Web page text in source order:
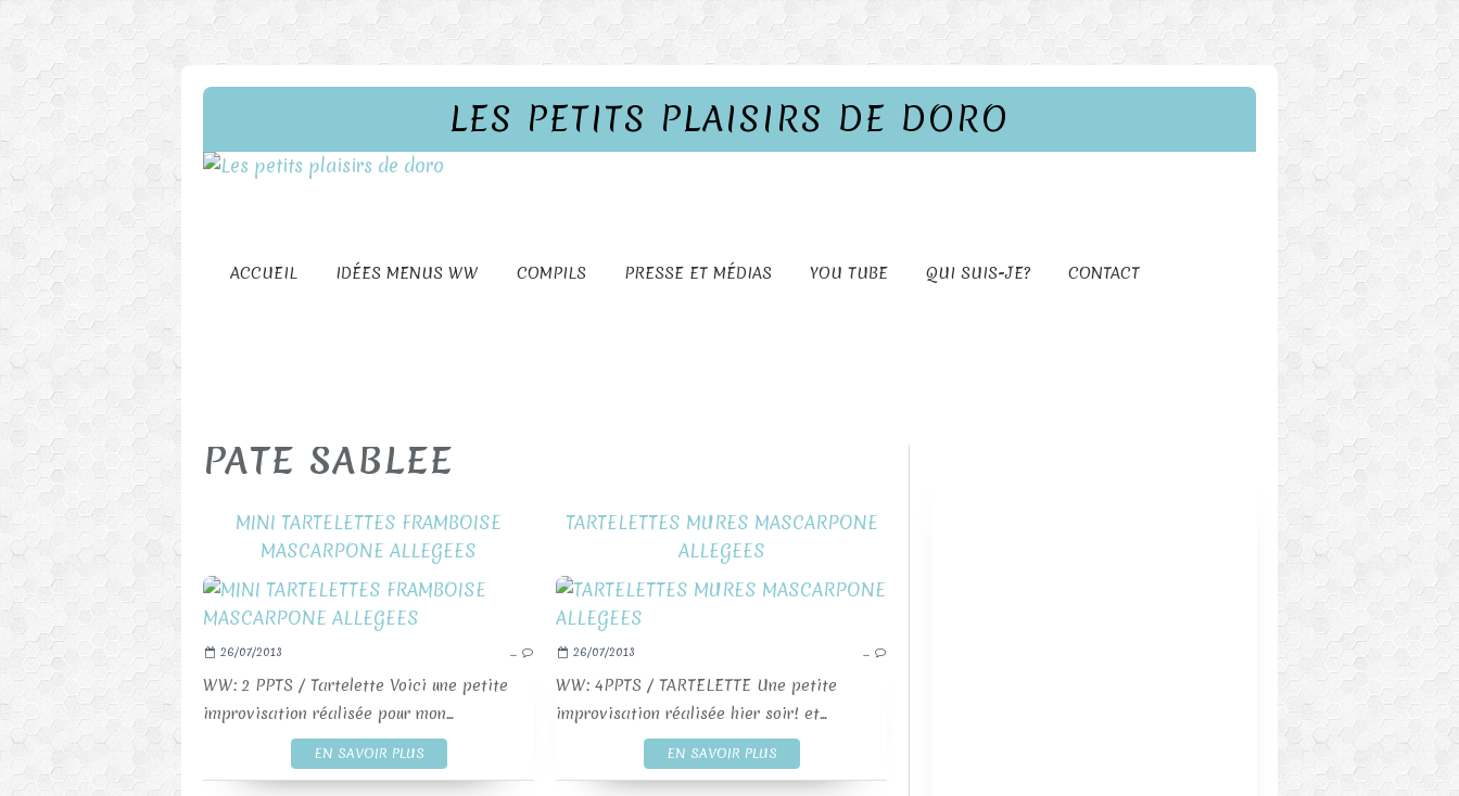
LES PETITS PLAISIRS DE DORO
ACCUEIL IDÉES MENUS WW COMPILS PRESSE ET MÉDIAS YOU TUBE QUI SUIS-JE? CONTACT
PATE SABLEE
MINI TARTELETTES FRAMBOISE
MASCARPONE ALLEGEES
MASCARPONE
TARTES ET TARTELETTES SUCRÉES
26/07/2013 …
WW: 2 PPTS / Tartelette Voici une petite
improvisation réalisée pour mon...
EN SAVOIR PLUS
TARTELETTES MURES MASCARPONE
ALLEGEES
26/07/2013 …
WW: 4PPTS / TARTELETTE Une petite
improvisation réalisée hier soir! et...
EN SAVOIR PLUS